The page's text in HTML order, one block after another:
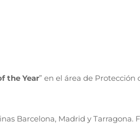
the Year” en el área de
Barcelona, Madrid y